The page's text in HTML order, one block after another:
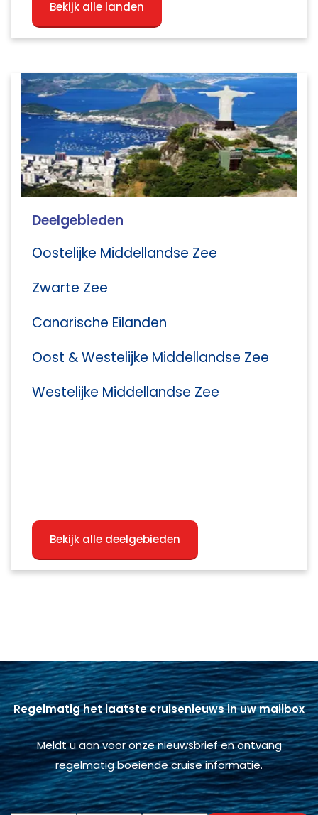
Bekijk alle landen
Deelgebieden
Oostelijke Middellandse Zee
Zwarte Zee
Canarische Eilanden
Oost & Westelijke Middellandse Zee
Westelijke Middellandse Zee
Bekijk alle deelgebieden
Regelmatig het laatste cruisenieuws in uw mailbox
Meldt u aan voor onze nieuwsbrief en ontvang
regelmatig boeiende cruise informatie.